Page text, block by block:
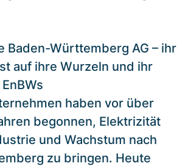
Baden-Württemberg AG – ihr
auf ihre Wurzeln und ihr
haben vor über
begonnen, Elektrizität
und Wachstum nach
zu bringen. Heute